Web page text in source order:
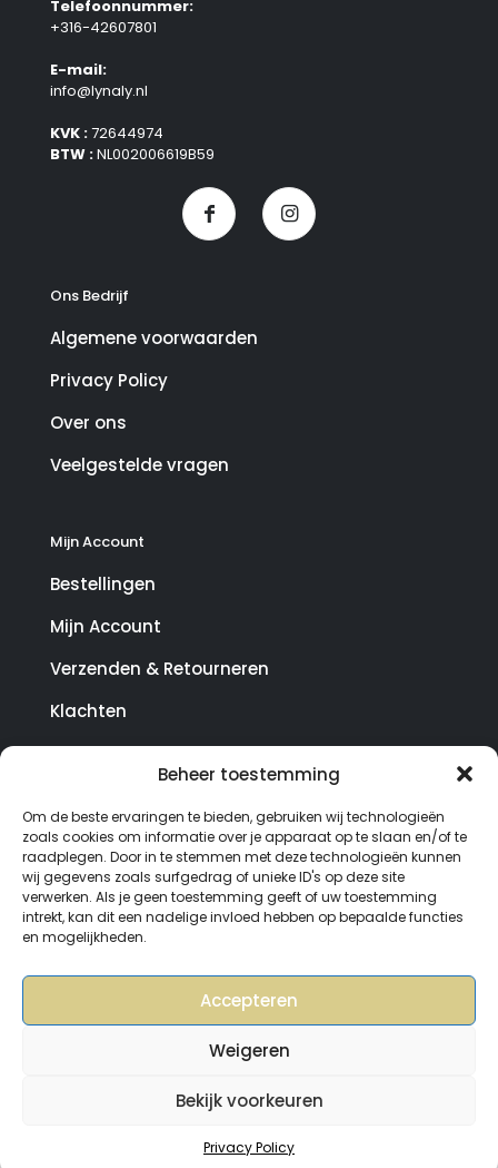
Beheer toestemming
Om de beste ervaringen te bieden, gebruiken wij technologieën
zoals cookies om informatie over je apparaat op te slaan en/of te
raadplegen. Door in te stemmen met deze technologieën kunnen
wij gegevens zoals surfgedrag of unieke ID's op deze site
verwerken. Als je geen toestemming geeft of uw toestemming
intrekt, kan dit een nadelige invloed hebben op bepaalde functies
en mogelijkheden.
Accepteren
Weigeren
Bekijk voorkeuren
Privacy Policy
Telefoonnummer:
+316-42607801
E-mail:
info@lynaly.nl
KVK :72644974
BTW :NL002006619B59
Ons Bedrijf
Algemene voorwaarden
Privacy Policy
Over ons
Veelgestelde vragen
Mijn Account
Bestellingen
Mijn Account
Verzenden & Retourneren
Klachten
© Copyright SterrenHosting 2021-2026 - In opdracht
van Lynaly.nl